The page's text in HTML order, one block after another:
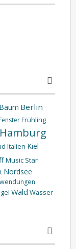
Baum Berlin
Frühling
Hamburg
Italien Kiel
Music Star
Nordsee
Wald Wasser